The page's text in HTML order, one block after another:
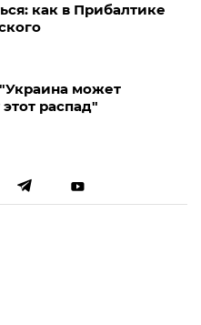
как в Прибалтике
может
распад"